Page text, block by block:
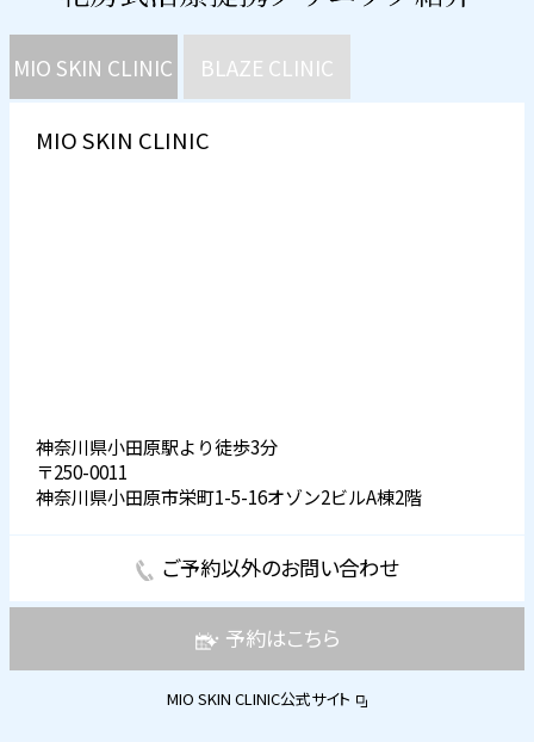
MIO SKIN CLINIC BLAZE CLINIC
MIO SKIN CLINIC
神奈川県小田原駅より徒歩3分
〒250-0011
神奈川県小田原市栄町1-5-16オゾン2ビルA棟2階
ご予約以外のお問い合わせ
予約はこちら
MIO SKIN CLINIC公式サイト